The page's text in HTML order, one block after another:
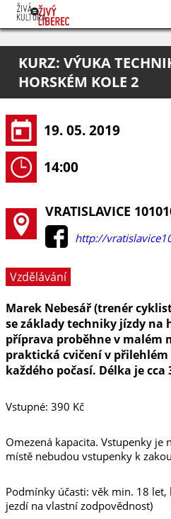
O projektu
Pořadatelé
KURZ: VÝUKA
HORSKÉM KOLE 2
19. 05. 2019
14:00
VRATISLAVICE
http://
Vzdělávání
Marek Nebesář (trenér
se základy techniky jízdy na
příprava proběhne v malém
praktická cvičení v přilehlém
každého počasí. Délka je cca
Vstupné: 390 Kč
Omezená kapacita. Vstupenky je
místě nebudou vstupenky k
Podmínky účasti: věk min. 18
jezdí na vlastní zodpovědnost)